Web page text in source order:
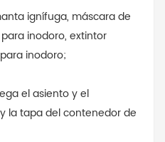
ignífuga, máscara de
inodoro, extintor
inodoro;
el asiento y el
la tapa del contenedor de